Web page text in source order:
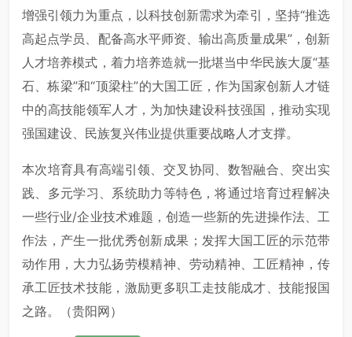
增强引领力为重点，以科技创新需求为牵引，坚持“推选
高起点学员、配备高水平师资、输出高质量成果”，创新
人才培养模式，着力培养造就一批堪当中华民族大厦“基
石、栋梁”和“顶梁柱”的大国工匠，作为国家创新人才链
中的高技能领军人才，为加快建设科技强国，推动实现
强国建设、民族复兴伟业提供重要战略人才支撑。
本次培育具有高端引领、交叉协同、数智融合、突出实
践、多元学习、系统助力等特色，将通过培育过程解决
一些行业/企业技术难题，创造一些新的先进操作法、工
作法，产生一批优秀创新成果；发挥大国工匠的示范带
动作用，大力弘扬劳模精神、劳动精神、工匠精神，传
承工匠技术技能，激励更多职工走技能成才、技能报国
之路。（贵阳网）